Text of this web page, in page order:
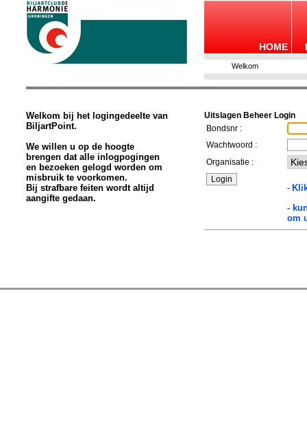
HOME
Welkom
Welkom bij het logingedeelte van
BiljartPoint.
We willen u op de hoogte
brengen dat alle inlogpogingen
en bezoeken gelogd worden om
misbruik te voorkomen.
Bij strafbare feiten wordt altijd
aangifte gedaan.
Uitslagen Beheer Login
Bondsnr :
Wachtwoord :
Organisatie :
-
-
om